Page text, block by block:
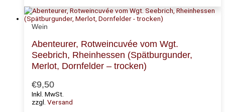
Wein
Abenteurer, Rotweincuvée vom Wgt.
Seebrich, Rheinhessen (Spätburgunder,
Merlot, Dornfelder – trocken)
€9,50
Inkl. MwSt.
zzgl. Versand